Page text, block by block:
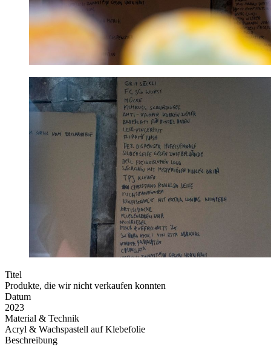
Titel
Produkte, die wir nicht verkaufen konnten
Datum
2023
Material & Technik
Acryl & Wachspastell auf Klebefolie
Beschreibung